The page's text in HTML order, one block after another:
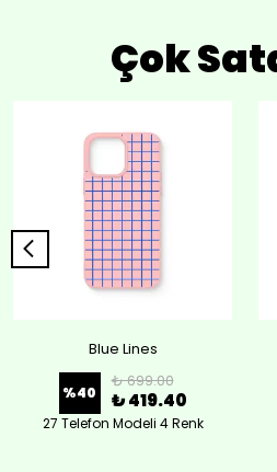
Çok
Blue Lines
%40
₺ 699.00
₺ 419.40
27 Telefon Modeli 4 Renk